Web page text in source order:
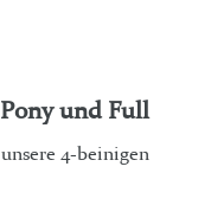
und Full
4-beinigen